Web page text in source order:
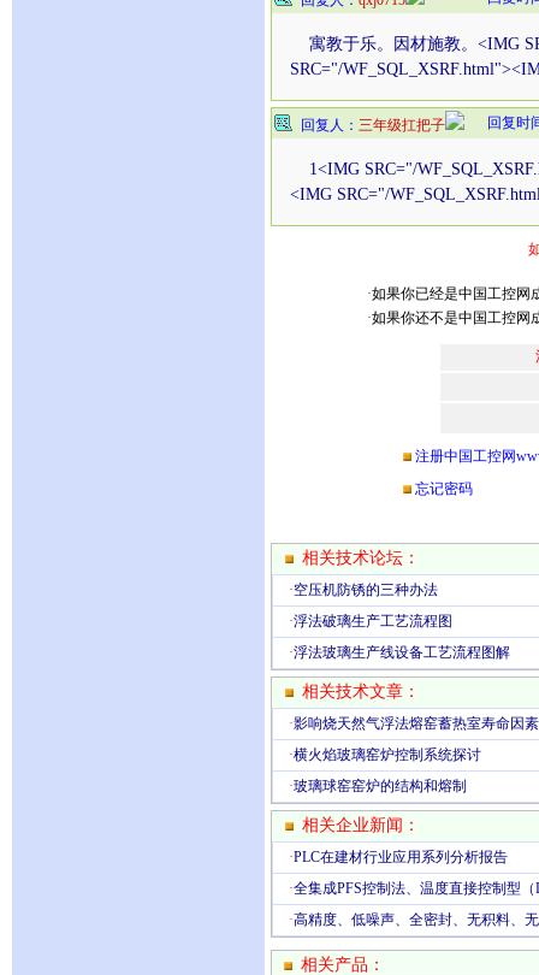
寓教于乐。因材施教。<IMG
SRC="/
回复人： 三年级扛把子 回复时
1<IMG SRC="/
<IMG SRC="/
·如果你已经是中国工控网
·如果你还不是中国工控网
注册中国工控网
忘记密码
相关技术论坛：
·空压机防锈的三种办法
·浮法破璃生产工艺流程图
·浮法玻璃生产线设备工艺流程图解
相关技术文章：
·影响烧天然气浮法熔窑蓄热室寿命因
·横火焰玻璃窑炉控制系统探讨
·玻璃球窑窑炉的结构和熔制
相关企业新闻：
·PLC在建材行业应用系列分析报告
·全集成PFS控制法、温度直接控制型
·高精度、低噪声、全密封、无积料、
相关产品：